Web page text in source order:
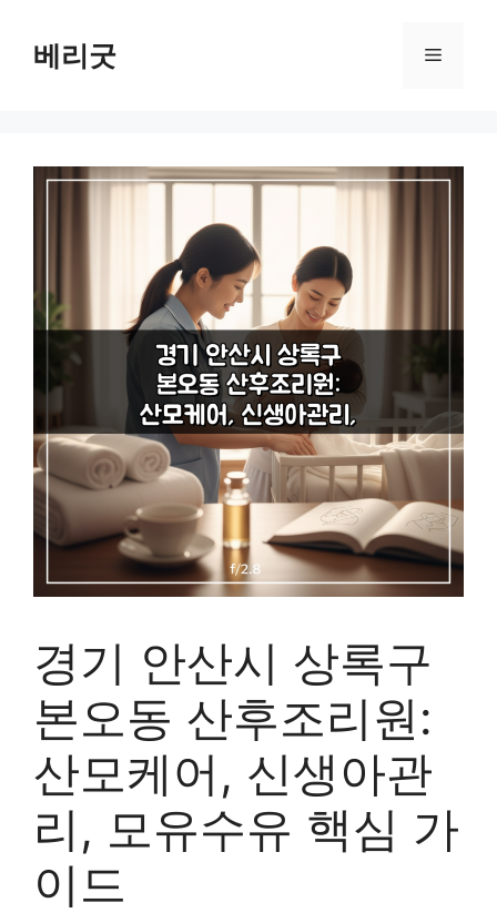
베리굿 메
경기 안산시 상록구
본오동 산후조리원:
산모케어, 신생아관
리, 모유수유 핵심 가
이드